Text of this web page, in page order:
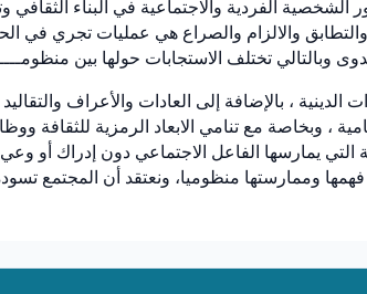
الفردية والاجتماعية في البناء الثقافي
والالزام والصراع هي عمليات تجري في
تختلف الاستجابات حولها بين
، بالإضافة إلى العادات والأعراف
، وبخاصة مع تنامي الابعاد الرمزية للثقافة
التي يمارسها الفاعل الاجتماعي دون إدراك أو
وممارستها منظوميا، ونعتقد أن المجتمع